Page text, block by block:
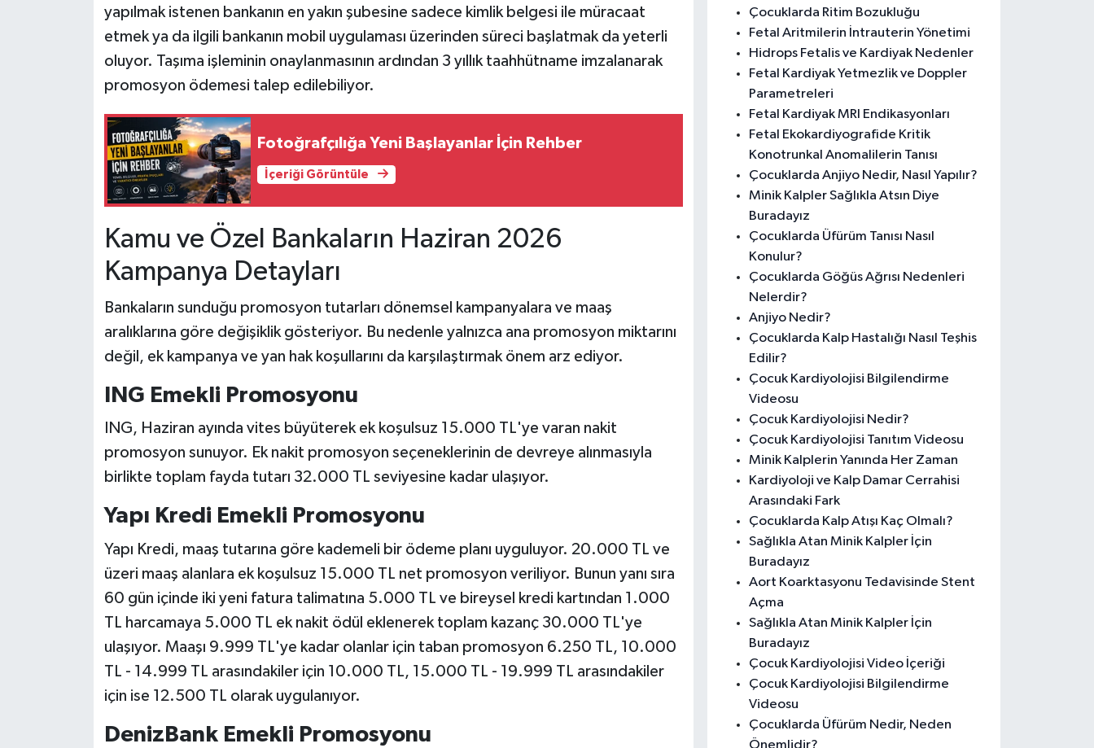
yapılmak istenen bankanın en yakın şubesine sadece kimlik belgesi ile müracaat
etmek ya da ilgili bankanın mobil uygulaması üzerinden süreci başlatmak da yeterli
oluyor. Taşıma işleminin onaylanmasının ardından 3 yıllık taahhütname imzalanarak
promosyon ödemesi talep edilebiliyor.
Fotoğrafçılığa Yeni Başlayanlar İçin Rehber
İçeriği Görüntüle
Kamu ve Özel Bankaların Haziran 2026
Kampanya Detayları
Bankaların sunduğu promosyon tutarları dönemsel kampanyalara ve maaş
aralıklarına göre değişiklik gösteriyor. Bu nedenle yalnızca ana promosyon miktarını
değil, ek kampanya ve yan hak koşullarını da karşılaştırmak önem arz ediyor.
ING Emekli Promosyonu
ING, Haziran ayında vites büyüterek ek koşulsuz 15.000 TL'ye varan nakit
promosyon sunuyor. Ek nakit promosyon seçeneklerinin de devreye alınmasıyla
birlikte toplam fayda tutarı 32.000 TL seviyesine kadar ulaşıyor.
Yapı Kredi Emekli Promosyonu
Yapı Kredi, maaş tutarına göre kademeli bir ödeme planı uyguluyor. 20.000 TL ve
üzeri maaş alanlara ek koşulsuz 15.000 TL net promosyon veriliyor. Bunun yanı sıra
60 gün içinde iki yeni fatura talimatına 5.000 TL ve bireysel kredi kartından 1.000
TL harcamaya 5.000 TL ek nakit ödül eklenerek toplam kazanç 30.000 TL'ye
ulaşıyor. Maaşı 9.999 TL'ye kadar olanlar için taban promosyon 6.250 TL, 10.000
TL - 14.999 TL arasındakiler için 10.000 TL, 15.000 TL - 19.999 TL arasındakiler
için ise 12.500 TL olarak uygulanıyor.
DenizBank Emekli Promosyonu
Çocuklarda Ritim Bozukluğu
Fetal Aritmilerin İntrauterin Yönetimi
Hidrops Fetalis ve Kardiyak Nedenler
Fetal Kardiyak Yetmezlik ve Doppler
Parametreleri
Fetal Kardiyak MRI Endikasyonları
Fetal Ekokardiyografide Kritik
Konotrunkal Anomalilerin Tanısı
Çocuklarda Anjiyo Nedir, Nasıl Yapılır?
Minik Kalpler Sağlıkla Atsın Diye
Buradayız
Çocuklarda Üfürüm Tanısı Nasıl
Konulur?
Çocuklarda Göğüs Ağrısı Nedenleri
Nelerdir?
Anjiyo Nedir?
Çocuklarda Kalp Hastalığı Nasıl Teşhis
Edilir?
Çocuk Kardiyolojisi Bilgilendirme
Videosu
Çocuk Kardiyolojisi Nedir?
Çocuk Kardiyolojisi Tanıtım Videosu
Minik Kalplerin Yanında Her Zaman
Kardiyoloji ve Kalp Damar Cerrahisi
Arasındaki Fark
Çocuklarda Kalp Atışı Kaç Olmalı?
Sağlıkla Atan Minik Kalpler İçin
Buradayız
Aort Koarktasyonu Tedavisinde Stent
Açma
Sağlıkla Atan Minik Kalpler İçin
Buradayız
Çocuk Kardiyolojisi Video İçeriği
Çocuk Kardiyolojisi Bilgilendirme
Videosu
Çocuklarda Üfürüm Nedir, Neden
Önemlidir?